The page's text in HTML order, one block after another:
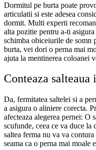
Dormitul pe burta poate
articulatii si este adesea
dormit. Multi experti
alta pozitie pentru a-ti
schimba obiceiurile de somn
burta, vei dori o perna mai
ajuta la mentinerea coloanei
Conteaza salteaua
Da, fermitatea saltelei si a
a asigura o aliniere corecta.
afecteaza alegerea pernei: O
scufunde, ceea ce va duce la
saltea ferma nu va va
seama ca o perna mai moale